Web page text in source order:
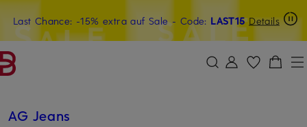
ZUM HAUPTINHALT ÜBERSPRINGEN ZUM SUCHFELD ÜBERSPRINGEN
Last Chance: -15% extra auf Sale- Code: LAST15 Details
20€-Willkommensgutschein mit Beyond sichern
AG Jeans